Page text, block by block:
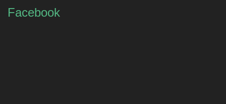
Facebook